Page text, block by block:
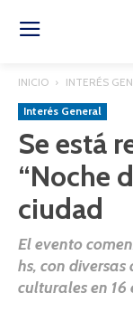
INICIO INTERÉS
Interés General
Se está
“Noche
ciudad
El evento
hs, con
culturales en 16